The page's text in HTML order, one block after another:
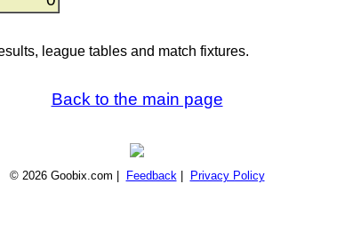
league tables and match fixtures.
Back to the main page
© 2026 Goobix.com | Feedback| Privacy Policy